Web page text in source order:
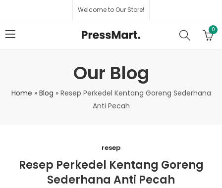
Welcome to Our Store!
0
Our Blog
Home » Blog » Resep Perkedel Kentang Goreng Sederhana
Anti Pecah
resep
Resep Perkedel Kentang Goreng
Sederhana Anti Pecah